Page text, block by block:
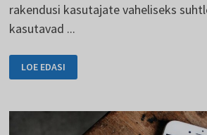
rakendusi kasutajate vaheliseks
kasutavad ...
MESSENGER
ON
FACEBOOKI
LOE EDASI